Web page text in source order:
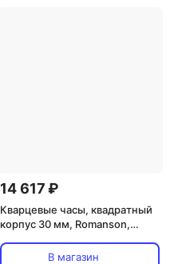
14 617 ₽
Кварцевые часы, квадратный
корпус 30 мм, Romanson,
В магазин